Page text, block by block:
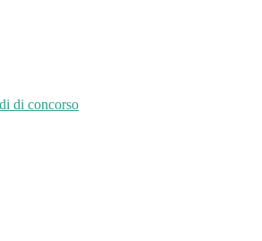
di concorso